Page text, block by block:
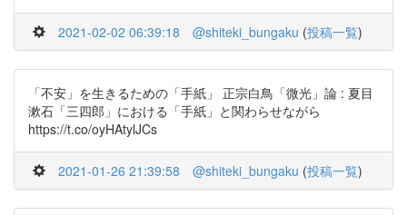
2021-02-02 06:39:18 @shiteki_bungaku (投稿一覧)
「不安」を生きるための「手紙」 正宗白鳥「微光」論 : 夏目
漱石「三四郎」における「手紙」と関わらせながら
https://t.co/oyHAtylJCs
2021-01-26 21:39:58 @shiteki_bungaku (投稿一覧)